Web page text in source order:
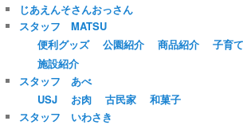
じあえんそさんおっさん
スタッフ MATSU
便利グッズ
公園紹介 商品紹介 子育て
施設紹介
スタッフ あべ
USJ
お肉 古民家
和菓子
スタッフ いわさき